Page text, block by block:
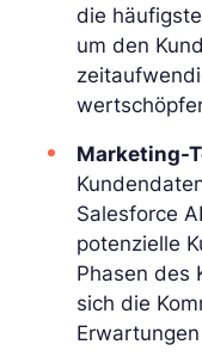
die
um den
Marketing-
Salesforce
potenzielle
Phasen des
sich die